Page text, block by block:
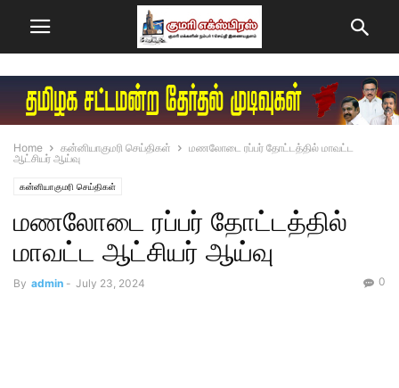
Home கன்னியாகுமரி செய்திகள்
மணலோடை ரப்பர் தோட்டத்தில் மாவட்ட
ஆட்சியர் ஆய்வு
கன்னியாகுமரி செய்திகள்
மணலோடை ரப்பர் தோட்டத்தில்
மாவட்ட ஆட்சியர் ஆய்வு
By admin - July 23, 2024 0